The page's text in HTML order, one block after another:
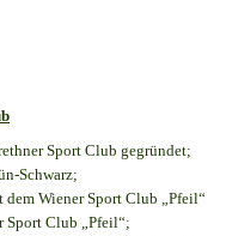
Sport Club gegründet;
Schwarz;
dem Wiener Sport Club „Pfeil“
Sport Club „Pfeil“;